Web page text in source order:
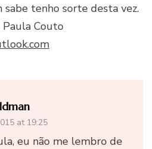
sabe tenho sorte desta vez.
Couto
at 19:25
eu não me lembro de